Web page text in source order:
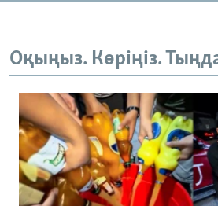
Оқыңыз. Көріңіз.